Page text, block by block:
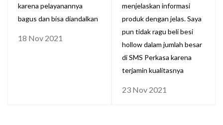
karena pelayanannya
bagus dan bisa diandalkan
18 Nov 2021
menjelaskan informasi
produk dengan jelas. Saya
pun tidak ragu beli besi
hollow dalam jumlah besar
di SMS Perkasa karena
terjamin kualitasnya
23 Nov 2021